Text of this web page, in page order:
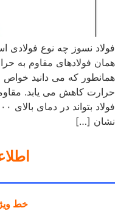
فولاد نسوز چه نوع
همانطور که می دانید خواص
حرارت کاهش می یابد.
نشان […]
خط